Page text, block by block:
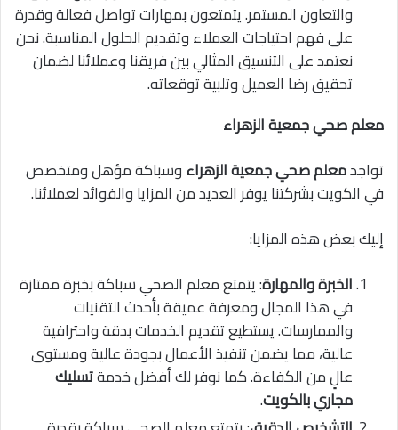
والتعاون المستمر. يتمتعون بمهارات تواصل فعالة وقدرة
على فهم احتياجات العملاء وتقديم الحلول المناسبة. نحن
نعتمد على التنسيق المثالي بين فريقنا وعملائنا لضمان
تحقيق رضا العميل وتلبية توقعاته.
معلم صحي جمعية الزهراء
تواجدمعلم صحي جمعية الزهراءوسباكة مؤهل ومتخصص
في الكويت بشركتنا يوفر العديد من المزايا والفوائد لعملائنا.
إليك بعض هذه المزايا:
الخبرة والمهارة: يتمتع معلم الصحي سباكة بخبرة ممتازة
في هذا المجال ومعرفة عميقة بأحدث التقنيات
والممارسات. يستطيع تقديم الخدمات بدقة واحترافية
عالية، مما يضمن تنفيذ الأعمال بجودة عالية ومستوى
عالٍ من الكفاءة. كما نوفر لك أفضل خدمةتسليك
مجاري بالكويت.